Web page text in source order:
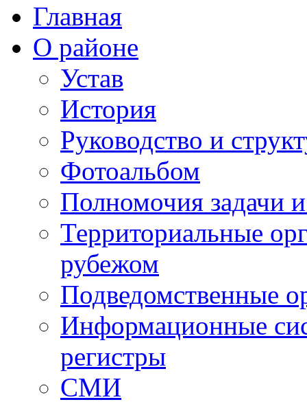
Главная
О районе
Устав
История
Руководство и
Фотоальбом
Полномочия задачи
Территориальные
рубежом
Подведомственные
Информационные
регистры
СМИ